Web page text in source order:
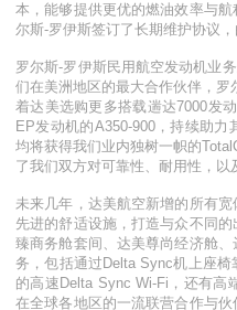
本，能够提供更优的燃油效率与
尔斯-罗伊斯签订了长期维护协议
罗尔斯-罗伊斯民用航空发动机业
们在美洲地区的最大合作伙伴，罗
着达美选购更多搭载遄达7000发
EP发动机的A350-900，持续助力
均将获得我们业内独树一帜的
了我们双方对可靠性、耐用性，以
未来几年，达美航空新增的所有
先进的舒适设施，打造与众不同
臻商务舱套间、达美尊尚经济舱
务，包括通过 Delta Sync机上座椅
的高速 Delta Sync Wi-Fi ，还有高
在全球各地区的一流联营合作与